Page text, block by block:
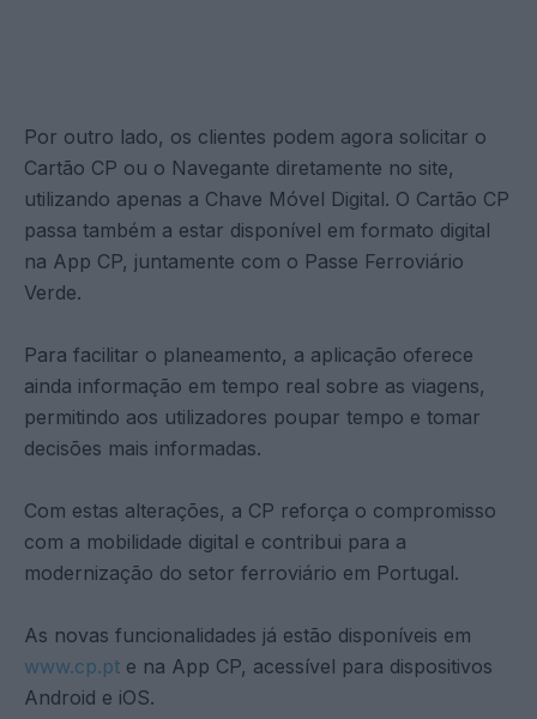
Por outro lado, os clientes podem agora solicitar o
Cartão CP ou o Navegante diretamente no site,
utilizando apenas a Chave Móvel Digital. O Cartão CP
passa também a estar disponível em formato digital
na App CP, juntamente com o Passe Ferroviário
Verde.
Para facilitar o planeamento, a aplicação oferece
ainda informação em tempo real sobre as viagens,
permitindo aos utilizadores poupar tempo e tomar
decisões mais informadas.
Com estas alterações, a CP reforça o compromisso
com a mobilidade digital e contribui para a
modernização do setor ferroviário em Portugal.
As novas funcionalidades já estão disponíveis em
www.cp.pt e na App CP, acessível para dispositivos
Android e iOS.